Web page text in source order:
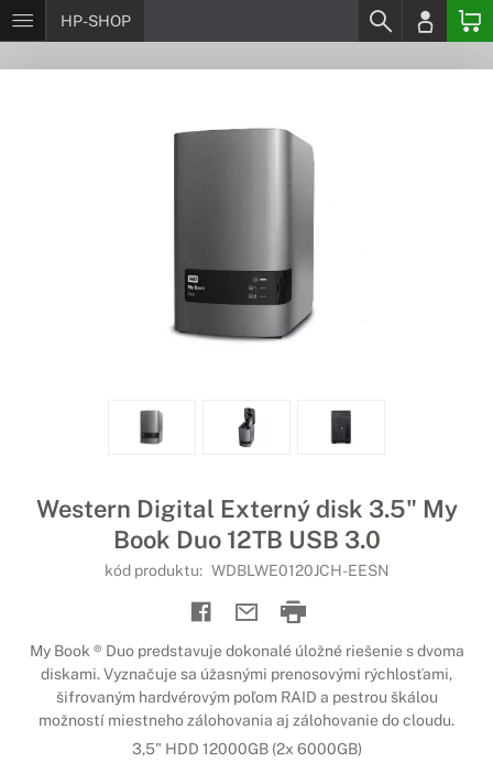
HP-SHOP
Western Digital Externý disk 3.5" My
Book Duo 12TB USB 3.0
kód produktu: WDBLWE0120JCH-EESN
My Book ® Duo predstavuje dokonalé úložné riešenie s dvoma
diskami. Vyznačuje sa úžasnými prenosovými rýchlosťami,
šifrovaným hardvérovým poľom RAID a pestrou škálou
možností miestneho zálohovania aj zálohovanie do cloudu.
3,5" HDD 12000GB (2x 6000GB)